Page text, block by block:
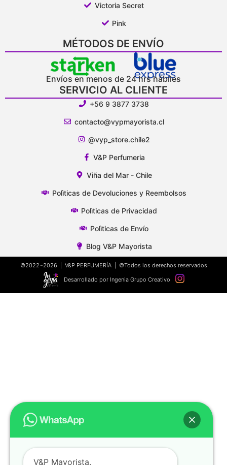
Victoria Secret
Pink
MÉTODOS DE ENVÍO
Envíos en menos de 24 hrs hábiles
SERVICIO AL CLIENTE
+56 9 3877 3738
contacto@vypmayorista.cl
@vyp_store.chile2
V&P Perfumeria
Viña del Mar - Chile
Polìticas de Devoluciones y Reembolsos
Polìticas de Privacidad
Polìticas de Envío
Blog V&P Mayorista
©2022~2026 | V&P PERFUMERÍA | ©Todos los derechos reservados
Desarrollado por Ingenia Grupo Creativo
V&P Mayorista.